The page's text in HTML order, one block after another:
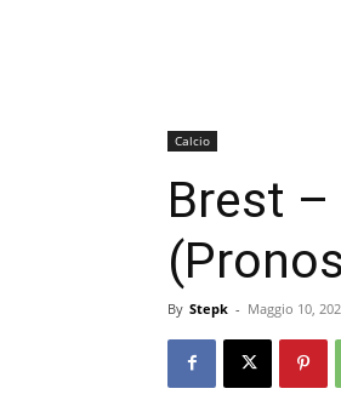
Calcio
Brest
By Stepk - Maggio 10,